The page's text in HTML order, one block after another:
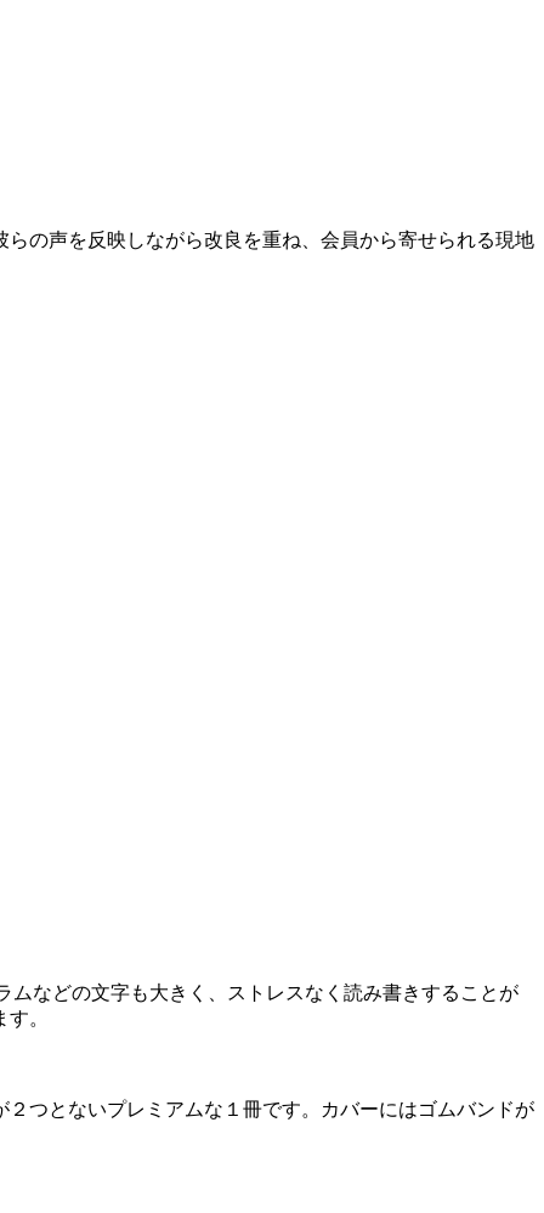
の声を反映しながら改良を重ね、会員から寄せられる現地
などの文字も大きく、ストレスなく読み書きすることが
。
つとないプレミアムな１冊です。カバーにはゴムバンドが